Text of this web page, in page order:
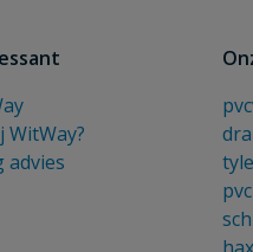
WitWay?
advies